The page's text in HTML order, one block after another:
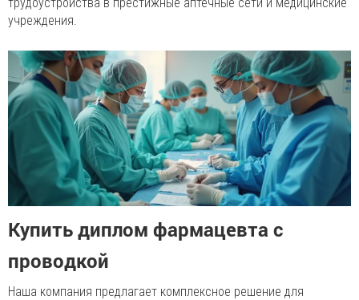
учреждения.
Купить диплом фармацевта с
проводкой
Наша компания предлагает комплексное решение для